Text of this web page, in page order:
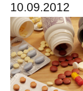
10.09.2012